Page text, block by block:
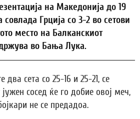
на Македонија до 19
совлада Грција со 3-2 во сетови
место на Балканскиот
во Бања Лука.
два сета со 25-16 и 25-21, се
сосед ќе го добие овој меч,
не се предадоа.